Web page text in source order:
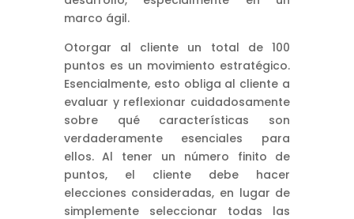
marco ágil.
Otorgar al cliente un total de 100
puntos es un movimiento estratégico.
Esencialmente, esto obliga al cliente a
evaluar y reflexionar cuidadosamente
sobre qué características son
verdaderamente esenciales para
ellos. Al tener un número finito de
puntos, el cliente debe hacer
elecciones consideradas, en lugar de
simplemente seleccionar todas las